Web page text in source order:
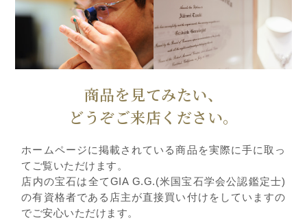
商品を見てみたい、
どうぞご来店ください。
ホームページに掲載されている商品を実際に手に取っ
てご覧いただけます。
店内の宝石は全てGIA G.G.(米国宝石学会公認鑑定士)
の有資格者である店主が直接買い付けをしていますの
でご安心いただけます。